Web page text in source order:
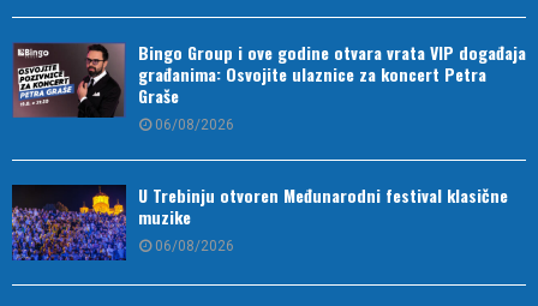
Bingo Group i ove godine otvara vrata VIP događaja
građanima: Osvojite ulaznice za koncert Petra
Graše
06/08/2026
U Trebinju otvoren Međunarodni festival klasične
muzike
06/08/2026